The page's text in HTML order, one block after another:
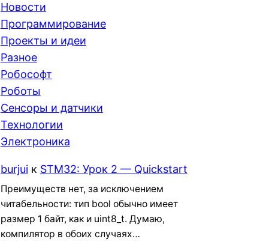
Новости
Программирование
Проекты и идеи
Разное
Робософт
Роботы
Сенсоры и датчики
Технологии
Электроника
burjuiк STM32: Урок 2 — Quickstart
Преимуществ нет, за исключением
читабельности: тип bool обычно имеет
размер 1 байт, как и uint8_t. Думаю,
компилятор в обоих случаях…